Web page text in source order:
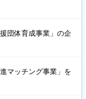
団体育成事業」の企
マッチング事業」を